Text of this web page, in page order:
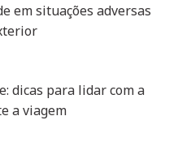
em situações adversas
dicas para lidar com a
a viagem